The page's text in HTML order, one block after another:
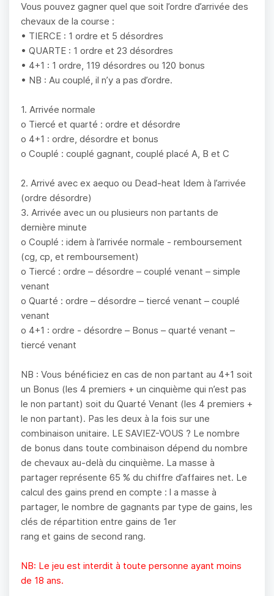
Vous pouvez gagner quel que soit l’ordre d’arrivée des
chevaux de la course :
• TIERCE : 1 ordre et 5 désordres
• QUARTE : 1 ordre et 23 désordres
• 4+1 : 1 ordre, 119 désordres ou 120 bonus
• NB : Au couplé, il n’y a pas d’ordre.
1. Arrivée normale
o Tiercé et quarté : ordre et désordre
o 4+1 : ordre, désordre et bonus
o Couplé : couplé gagnant, couplé placé A, B et C
2. Arrivé avec ex aequo ou Dead-heat Idem à l’arrivée
(ordre désordre)
3. Arrivée avec un ou plusieurs non partants de
dernière minute
o Couplé : idem à l’arrivée normale - remboursement
(cg, cp, et remboursement)
o Tiercé : ordre – désordre – couplé venant – simple
venant
o Quarté : ordre – désordre – tiercé venant – couplé
venant
o 4+1 : ordre - désordre – Bonus – quarté venant –
tiercé venant
NB : Vous bénéficiez en cas de non partant au 4+1 soit
un Bonus (les 4 premiers + un cinquième qui n’est pas
le non partant) soit du Quarté Venant (les 4 premiers +
le non partant). Pas les deux à la fois sur une
combinaison unitaire. LE SAVIEZ-VOUS ? Le nombre
de bonus dans toute combinaison dépend du nombre
de chevaux au-delà du cinquième. La masse à
partager représente 65 % du chiffre d’affaires net. Le
calcul des gains prend en compte : l a masse à
partager, le nombre de gagnants par type de gains, les
clés de répartition entre gains de 1er
rang et gains de second rang.
NB: Le jeu est interdit à toute personne ayant moins
de 18 ans.